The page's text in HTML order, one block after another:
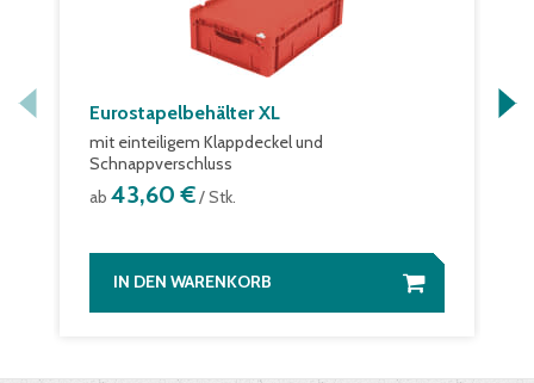
Eurostapelbehälter XL
mit einteiligem Klappdeckel und
Schnappverschluss
ab 43,60 €/ Stk.
IN DEN WARENKORB